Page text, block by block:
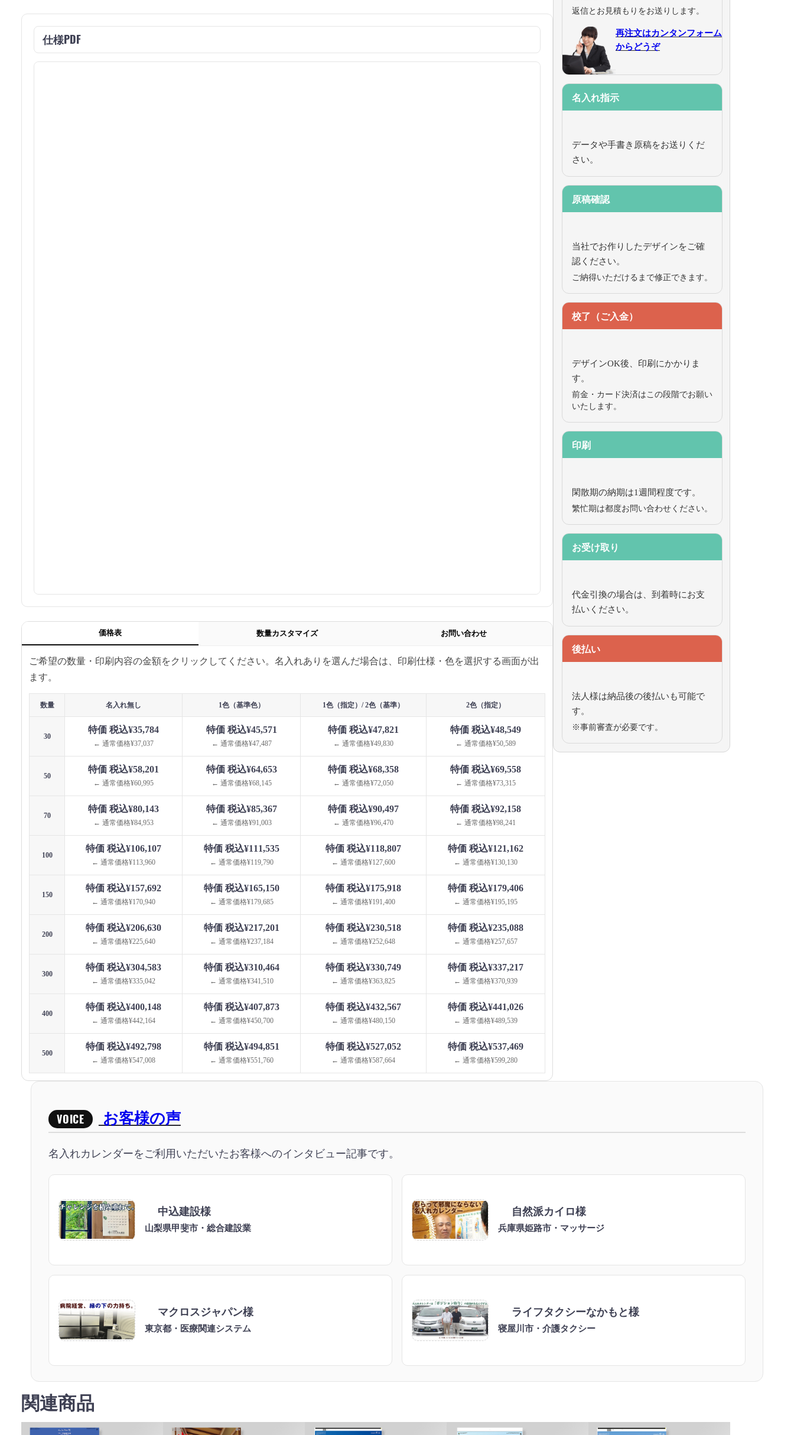
仕様PDF
価格表 数量カスタマイズ お問い合わせ
ご希望の数量・印刷内容の金額をクリックしてください。名入れありを選んだ場合は、印刷仕様・色を選択する画面が出
ます。
数量 名入れ無し 1色（基準色） 1色（指定）/ 2色（基準） 2色（指定）
30
特価 税込¥35,784
← 通常価格¥37,037
特価 税込¥45,571
← 通常価格¥47,487
特価 税込¥47,821
← 通常価格¥49,830
特価 税込¥48,549
← 通常価格¥50,589
50
特価 税込¥58,201
← 通常価格¥60,995
特価 税込¥64,653
← 通常価格¥68,145
特価 税込¥68,358
← 通常価格¥72,050
特価 税込¥69,558
← 通常価格¥73,315
70
特価 税込¥80,143
← 通常価格¥84,953
特価 税込¥85,367
← 通常価格¥91,003
特価 税込¥90,497
← 通常価格¥96,470
特価 税込¥92,158
← 通常価格¥98,241
100
特価 税込¥106,107
← 通常価格¥113,960
特価 税込¥111,535
← 通常価格¥119,790
特価 税込¥118,807
← 通常価格¥127,600
特価 税込¥121,162
← 通常価格¥130,130
150
特価 税込¥157,692
← 通常価格¥170,940
特価 税込¥165,150
← 通常価格¥179,685
特価 税込¥175,918
← 通常価格¥191,400
特価 税込¥179,406
← 通常価格¥195,195
200
特価 税込¥206,630
← 通常価格¥225,640
特価 税込¥217,201
← 通常価格¥237,184
特価 税込¥230,518
← 通常価格¥252,648
特価 税込¥235,088
← 通常価格¥257,657
300
特価 税込¥304,583
← 通常価格¥335,042
特価 税込¥310,464
← 通常価格¥341,510
特価 税込¥330,749
← 通常価格¥363,825
特価 税込¥337,217
← 通常価格¥370,939
400
特価 税込¥400,148
← 通常価格¥442,164
特価 税込¥407,873
← 通常価格¥450,700
特価 税込¥432,567
← 通常価格¥480,150
特価 税込¥441,026
← 通常価格¥489,539
500
特価 税込¥492,798
← 通常価格¥547,008
特価 税込¥494,851
← 通常価格¥551,760
特価 税込¥527,052
← 通常価格¥587,664
特価 税込¥537,469
← 通常価格¥599,280
返信とお見積もりをお送りします。
再注文はカンタンフォーム
からどうぞ
名入れ指示
データや手書き原稿をお送りくだ
さい。
原稿確認
当社でお作りしたデザインをご確
認ください。
ご納得いただけるまで修正できます。
校了（ご入金）
デザインOK後、印刷にかかりま
す。
前金・カード決済はこの段階でお願い
いたします。
印刷
閑散期の納期は1週間程度です。
繁忙期は都度お問い合わせください。
お受け取り
代金引換の場合は、到着時にお支
払いください。
後払い
法人様は納品後の後払いも可能で
す。
※事前審査が必要です。
VOICE お客様の声
名入れカレンダーをご利用いただいたお客様へのインタビュー記事です。
中込建設様
山梨県甲斐市・総合建設業
自然派カイロ様
兵庫県姫路市・マッサージ
マクロスジャパン様
東京都・医療関連システム
ライフタクシーなかもと様
寝屋川市・介護タクシー
関連商品